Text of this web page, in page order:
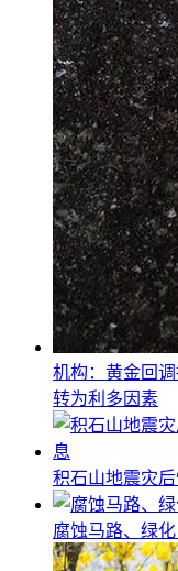
机构：黄金回
转为利多因素
积石山地震灾
腐蚀马路、绿